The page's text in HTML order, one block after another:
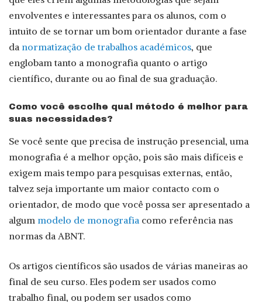
envolventes e interessantes para os alunos, com o
intuito de se tornar um bom orientador durante a fase
da normatização de trabalhos académicos, que
englobam tanto a monografia quanto o artigo
científico, durante ou ao final de sua graduação.
Como você escolhe qual método é melhor para
suas necessidades?
Se você sente que precisa de instrução presencial, uma
monografia é a melhor opção, pois são mais difíceis e
exigem mais tempo para pesquisas externas, então,
talvez seja importante um maior contacto com o
orientador, de modo que você possa ser apresentado a
algum modelo de monografia como referência nas
normas da ABNT.
Os artigos científicos são usados de várias maneiras ao
final de seu curso. Eles podem ser usados como
trabalho final, ou podem ser usados como